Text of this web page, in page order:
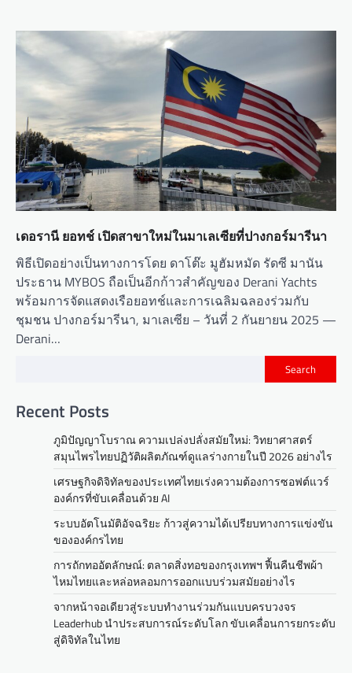
เดอรานี ยอทช์ เปิดสาขาใหม่ในมาเลเซียที่ปางกอร์มารีนา
พิธีเปิดอย่างเป็นทางการโดย ดาโต๊ะ มูฮัมหมัด รัดซี มานัน
ประธาน MYBOS ถือเป็นอีกก้าวสำคัญของ Derani Yachts
พร้อมการจัดแสดงเรือยอทช์และการเฉลิมฉลองร่วมกับ
ชุมชน ปางกอร์มารีนา, มาเลเซีย – วันที่ 2 กันยายน 2025 —
Derani…
Search
Recent Posts
ภูมิปัญญาโบราณ ความเปล่งปลั่งสมัยใหม่: วิทยาศาสตร์
สมุนไพรไทยปฏิวัติผลิตภัณฑ์ดูแลร่างกายในปี 2026 อย่างไร
เศรษฐกิจดิจิทัลของประเทศไทยเร่งความต้องการซอฟต์แวร์
องค์กรที่ขับเคลื่อนด้วย AI
ระบบอัตโนมัติอัจฉริยะ ก้าวสู่ความได้เปรียบทางการแข่งขัน
ขององค์กรไทย
การถักทออัตลักษณ์: ตลาดสิ่งทอของกรุงเทพฯ ฟื้นคืนชีพผ้า
ไหมไทยและหล่อหลอมการออกแบบร่วมสมัยอย่างไร
จากหน้าจอเดียวสู่ระบบทำงานร่วมกันแบบครบวงจร
Leaderhub นำประสบการณ์ระดับโลก ขับเคลื่อนการยกระดับ
สู่ดิจิทัลในไทย